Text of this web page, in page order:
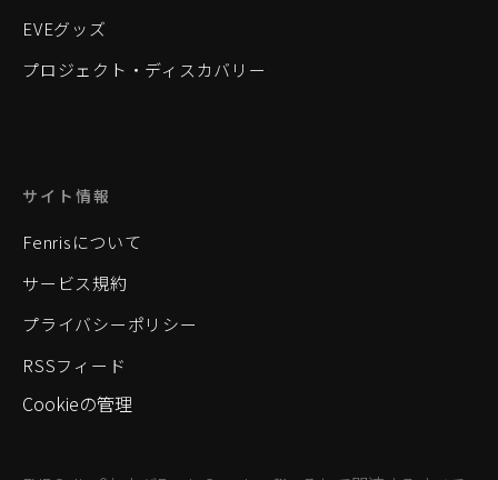
EVEグッズ
プロジェクト・ディスカバリー
サイト情報
Fenrisについて
サービス規約
プライバシーポリシー
RSSフィード
Cookieの管理